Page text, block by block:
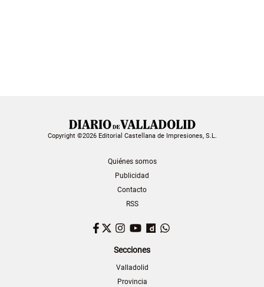
Copyright ©2026 Editorial Castellana de Impresiones, S.L.
Quiénes somos
Publicidad
Contacto
RSS
Facebook
TwitterInstagram
YouTubeDailymotion
Secciones
Valladolid
Provincia